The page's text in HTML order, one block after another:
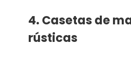
4. Casetas de
rústicas